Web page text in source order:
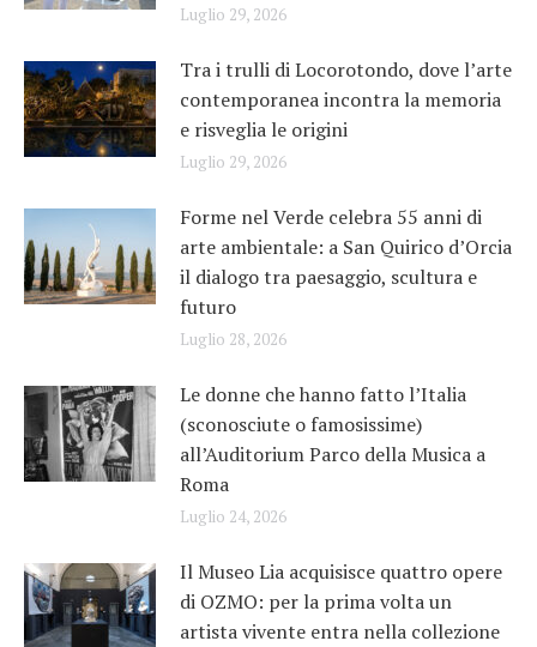
Luglio 29, 2026
Tra i trulli di Locorotondo, dove l’arte
contemporanea incontra la memoria
e risveglia le origini
Luglio 29, 2026
Forme nel Verde celebra 55 anni di
arte ambientale: a San Quirico d’Orcia
il dialogo tra paesaggio, scultura e
futuro
Luglio 28, 2026
Le donne che hanno fatto l’Italia
(sconosciute o famosissime)
all’Auditorium Parco della Musica a
Roma
Luglio 24, 2026
Il Museo Lia acquisisce quattro opere
di OZMO: per la prima volta un
artista vivente entra nella collezione